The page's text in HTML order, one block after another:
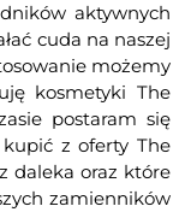
aktywnych
cuda na naszej
możemy
kosmetyki The
postaram się
z oferty The
daleka oraz które
zamienników